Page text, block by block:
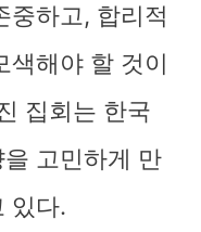
중하고, 합리적
색해야 할 것이
집회는 한국
고민하게 만
있다.